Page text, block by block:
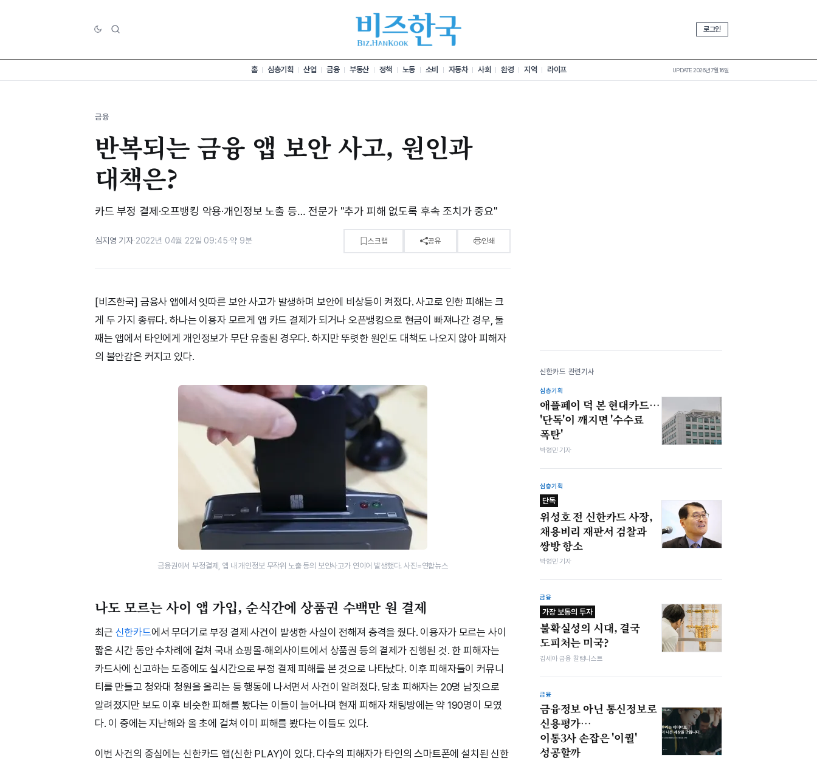
로그인
홈 심층기획 산업 금융 부동산 정책 노동 소비 자동차 사회 환경 지역 라이프 UPDATE 2026년 7월 16일
금융
반복되는 금융 앱 보안 사고, 원인과
대책은?
카드 부정 결제·오프뱅킹 악용·개인정보 노출 등… 전문가 "추가 피해 없도록 후속 조치가 중요"
심지영 기자·2022년 04월 22일 09:45·약 9분 스크랩 공유 인쇄
[비즈한국] 금융사 앱에서 잇따른 보안 사고가 발생하며 보안에 비상등이 켜졌다. 사고로 인한 피해는 크
게 두 가지 종류다. 하나는 이용자 모르게 앱 카드 결제가 되거나 오픈뱅킹으로 현금이 빠져나간 경우, 둘
째는 앱에서 타인에게 개인정보가 무단 유출된 경우다. 하지만 뚜렷한 원인도 대책도 나오지 않아 피해자
의 불안감은 커지고 있다.
금융권에서 부정결제, 앱 내 개인정보 무작위 노출 등의 보안사고가 연이어 발생했다. 사진=연합뉴스
나도 모르는 사이 앱 가입, 순식간에 상품권 수백만 원 결제
최근 신한카드에서 무더기로 부정 결제 사건이 발생한 사실이 전해져 충격을 줬다. 이용자가 모르는 사이
짧은 시간 동안 수차례에 걸쳐 국내 쇼핑몰·해외사이트에서 상품권 등의 결제가 진행된 것. 한 피해자는
카드사에 신고하는 도중에도 실시간으로 부정 결제 피해를 본 것으로 나타났다. 이후 피해자들이 커뮤니
티를 만들고 청와대 청원을 올리는 등 행동에 나서면서 사건이 알려졌다. 당초 피해자는 20명 남짓으로
알려졌지만 보도 이후 비슷한 피해를 봤다는 이들이 늘어나며 현재 피해자 채팅방에는 약 190명이 모였
다. 이 중에는 지난해와 올 초에 걸쳐 이미 피해를 봤다는 이들도 있다.
이번 사건의 중심에는 신한카드 앱(신한 PLAY)이 있다. 다수의 피해자가 타인의 스마트폰에 설치된 신한
신한카드 관련기사
심층기획
애플페이 덕 본 현대카드…
'단독'이 깨지면 '수수료
폭탄'
박형민 기자
심층기획
단독
위성호 전 신한카드 사장,
채용비리 재판서 검찰과
쌍방 항소
박형민 기자
금융
가장 보통의 투자
불확실성의 시대, 결국
도피처는 미국?
김세아 금융 칼럼니스트
금융
금융정보 아닌 통신정보로
신용평가…
이통3사 손잡은 '이퀄'
성공할까